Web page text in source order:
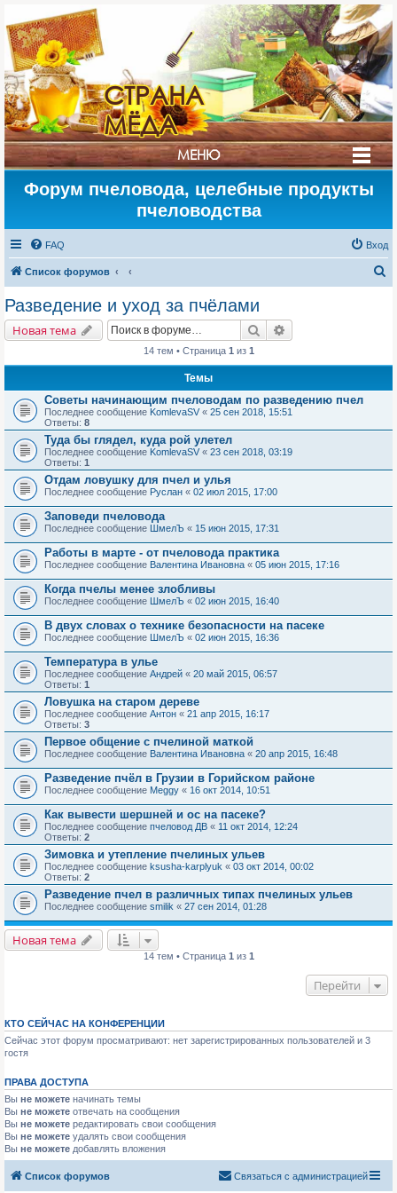
СТРАНА
МЁДА
МЕНЮ
Форум пчеловода, целебные продукты
пчеловодства
FAQ Вход
Список форумов
Разведение и уход за пчёлами
Новая тема Поиск
14 тем • Страница 1 из 1
Темы
Советы начинающим пчеловодам по разведению пчел
Последнее сообщение KomlevaSV « 25 сен 2018, 15:51
Ответы: 8
Туда бы глядел, куда рой улетел
Последнее сообщение KomlevaSV « 23 сен 2018, 03:19
Ответы: 1
Отдам ловушку для пчел и улья
Последнее сообщение Руслан « 02 июл 2015, 17:00
Заповеди пчеловода
Последнее сообщение ШмелЪ « 15 июн 2015, 17:31
Работы в марте - от пчеловода практика
Последнее сообщение Валентина Ивановна « 05 июн 2015, 17:16
Когда пчелы менее злобливы
Последнее сообщение ШмелЪ « 02 июн 2015, 16:40
В двух словах о технике безопасности на пасеке
Последнее сообщение ШмелЪ « 02 июн 2015, 16:36
Температура в улье
Последнее сообщение Андрей « 20 май 2015, 06:57
Ответы: 1
Ловушка на старом дереве
Последнее сообщение Антон « 21 апр 2015, 16:17
Ответы: 3
Первое общение с пчелиной маткой
Последнее сообщение Валентина Ивановна « 20 апр 2015, 16:48
Разведение пчёл в Грузии в Горийском районе
Последнее сообщение Meggy « 16 окт 2014, 10:51
Как вывести шершней и ос на пасеке?
Последнее сообщение пчеловод ДВ « 11 окт 2014, 12:24
Ответы: 2
Зимовка и утепление пчелиных ульев
Последнее сообщение ksusha-karplyuk « 03 окт 2014, 00:02
Ответы: 2
Разведение пчел в различных типах пчелиных ульев
Последнее сообщение smilik « 27 сен 2014, 01:28
Новая тема
14 тем • Страница 1 из 1
Перейти
КТО СЕЙЧАС НА КОНФЕРЕНЦИИ
Сейчас этот форум просматривают: нет зарегистрированных пользователей и 3
гостя
ПРАВА ДОСТУПА
Вы не можете начинать темы
Вы не можете отвечать на сообщения
Вы не можете редактировать свои сообщения
Вы не можете удалять свои сообщения
Вы не можете добавлять вложения
Список форумов Связаться с администрацией